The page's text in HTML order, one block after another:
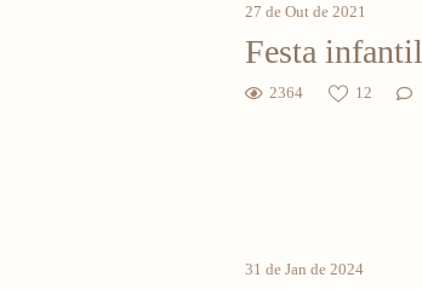
27 de Out de 2021
Festa
2364 12
31 de Jan de 2024